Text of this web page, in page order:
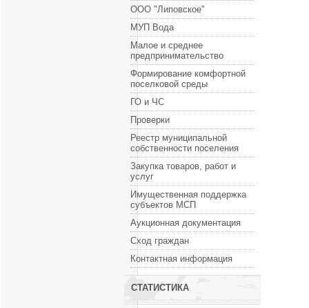
ООО "Липовское"
МУП Вода
Малое и среднее
предпринимательство
Формирование комфортной
поселковой среды
ГО и ЧС
Проверки
Реестр муниципальной
собственности поселения
Закупка товаров, работ и
услуг
Имущественная поддержка
субъектов МСП
Аукционная документация
Сход граждан
Контактная информация
СТАТИСТИКА